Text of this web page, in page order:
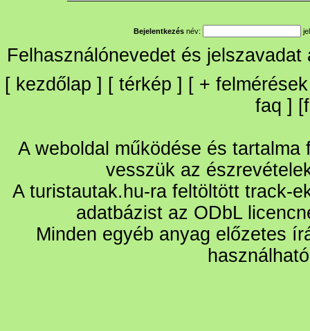
Bejelentkezés név:
Felhasználónevedet és
[ kezdőlap ] [ térkép ] [ + felmérések
faq ] [
A weboldal működése és
vesszük az
A turistautak.hu-ra feltöltött track-
adatbázist az ODbL
Minden egyéb anyag előzetes